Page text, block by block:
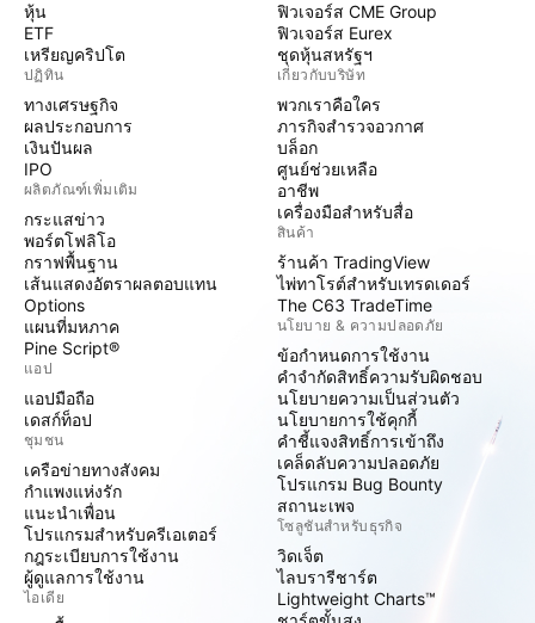
หุ้น
ETF
เหรียญคริปโต
ปฏิทิน
ทางเศรษฐกิจ
ผลประกอบการ
เงินปันผล
IPO
ผลิตภัณฑ์เพิ่มเติม
กระแสข่าว
พอร์ตโฟลิโอ
กราฟพื้นฐาน
เส้นแสดงอัตราผลตอบแทน
Options
แผนที่มหภาค
Pine Script®
แอป
แอปมือถือ
เดสก์ท็อป
ชุมชน
เครือข่ายทางสังคม
กำแพงแห่งรัก
แนะนำเพื่อน
โปรแกรมสำหรับครีเอเตอร์
กฎระเบียบการใช้งาน
ผู้ดูแลการใช้งาน
ไอเดีย
ฟิวเจอร์ส CME Group
ฟิวเจอร์ส Eurex
ชุดหุ้นสหรัฐฯ
เกี่ยวกับบริษัท
พวกเราคือใคร
ภารกิจสำรวจอวกาศ
บล็อก
ศูนย์ช่วยเหลือ
อาชีพ
เครื่องมือสำหรับสื่อ
สินค้า
ร้านค้า TradingView
ไพ่ทาโรต์สำหรับเทรดเดอร์
The C63 TradeTime
นโยบาย & ความปลอดภัย
ข้อกำหนดการใช้งาน
คำจำกัดสิทธิ์ความรับผิดชอบ
นโยบายความเป็นส่วนตัว
นโยบายการใช้คุกกี้
คำชี้แจงสิทธิ์การเข้าถึง
เคล็ดลับความปลอดภัย
โปรแกรม Bug Bounty
สถานะเพจ
โซลูชันสำหรับธุรกิจ
วิดเจ็ต
ไลบรารีชาร์ต
Lightweight Charts™